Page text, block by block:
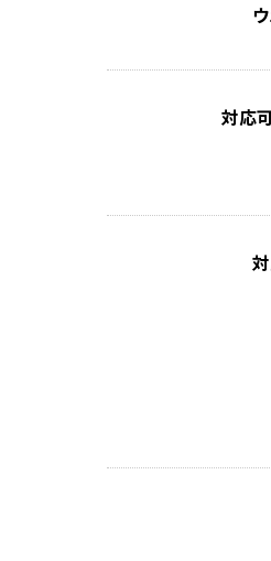
対応